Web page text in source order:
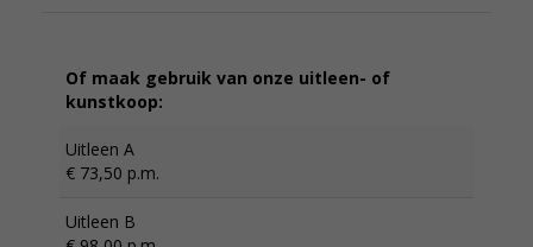
Of maak gebruik van onze uitleen- of
kunstkoop:
Uitleen A
€ 73,50 p.m.
Uitleen B